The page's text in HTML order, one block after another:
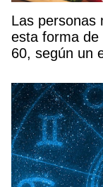
Las personas
esta forma de
60, según un